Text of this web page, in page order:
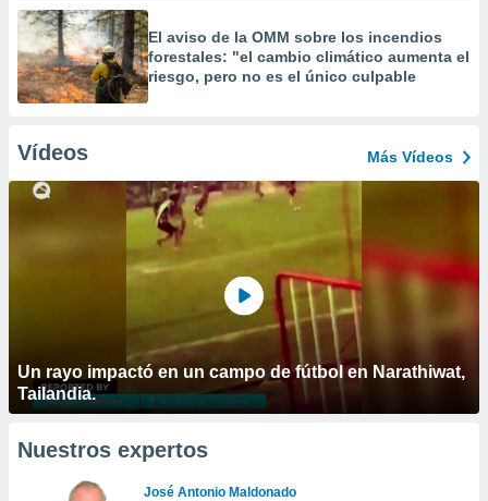
El aviso de la OMM sobre los incendios
forestales: "el cambio climático aumenta el
riesgo, pero no es el único culpable
Vídeos Más Vídeos
Un rayo impactó en un campo de fútbol en Narathiwat,
Tailandia.
Nuestros expertos
José Antonio Maldonado